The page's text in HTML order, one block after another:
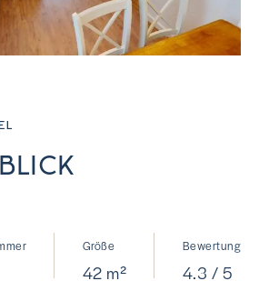
Größe
42 m²
Bewertung
4.3 / 5